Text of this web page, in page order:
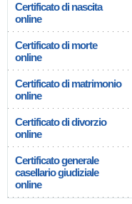
Certificato di nascita
online
Certificato di morte
online
Certificato di matrimonio
online
Certificato di divorzio
online
Certificato generale
casellario giudiziale
online